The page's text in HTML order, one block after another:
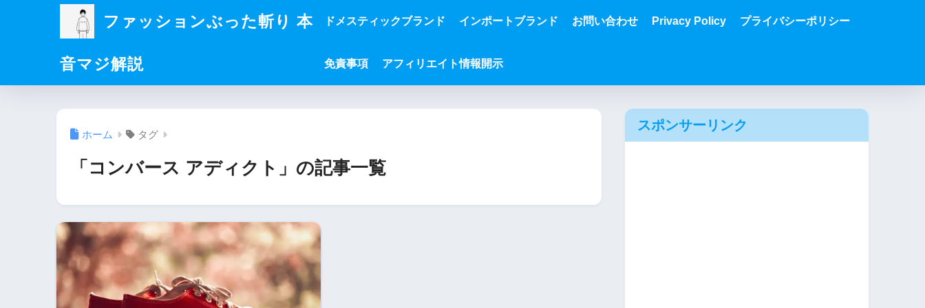
ファッションぶった斬り 本
音マジ解説
ドメスティックブランド インポートブランド お問い合わせ Privacy Policy プライバシーポリシー
免責事項 アフィリエイト情報開示
ホーム タグ
「コンバース アディクト」の記事一覧
スポンサーリンク